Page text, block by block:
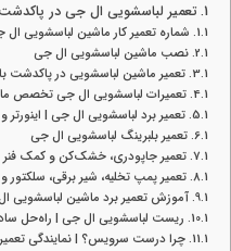
تعمیر لباسشویی ال جی در
شماره تعمیر کار ماشین لباسشویی
نصب ماشین لباسشویی ال جی
تعمیر ماشین لباسشویی در پاکدشت با
تعمیرات لباسشویی ال جی تخصص
تعمیر برد لباسشویی ال جی | اینورتر
تعمیر بلبرینگ لباسشویی ال جی
تعمیر جاپودری، خشک‌کن و کمک فنر
تعمیر پمپ تخلیه، شیر برقی،
آموزش تعمیر برد ماشین لباسشویی
ریست لباسشویی ال جی | راه‌حل
چرا درست سرویس؟ | نمایندگی